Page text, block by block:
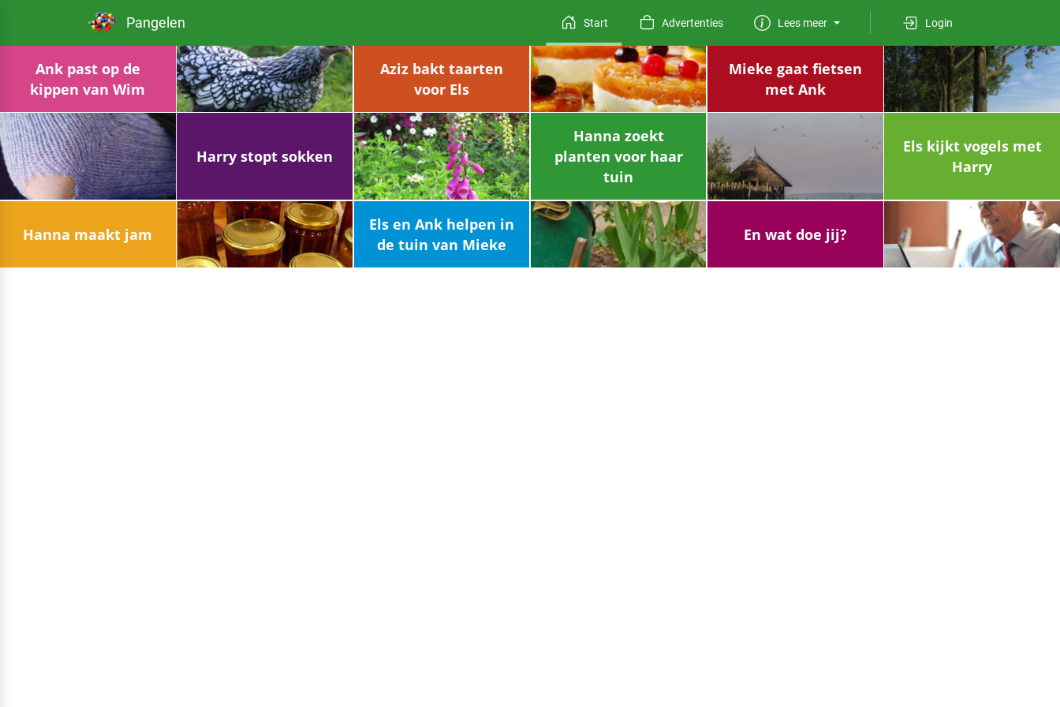
Pangelen Start Advertenties Lees meer Login
Ank past op de
kippen van Wim
Aziz bakt taarten
voor Els
Mieke gaat fietsen
met Ank
Harry stopt sokken
Hanna zoekt
planten voor haar
tuin
Els kijkt vogels met
Harry
Hanna maakt jam
Els en Ank helpen in
de tuin van Mieke
En wat doe jij?